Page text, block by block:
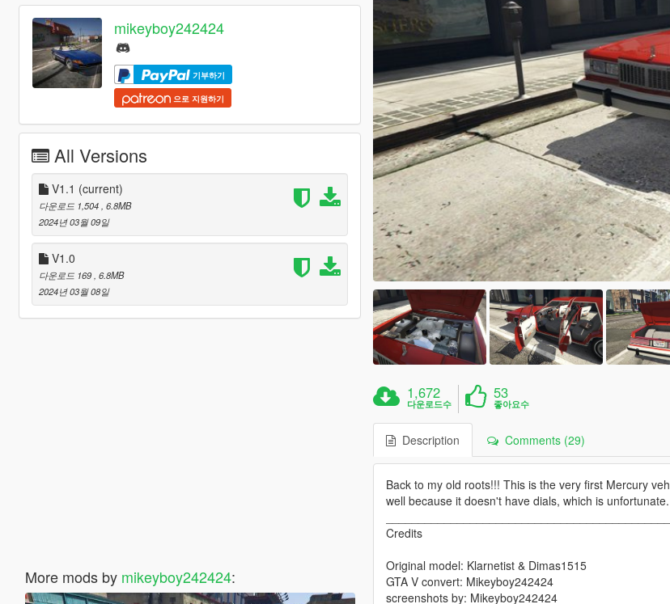
mikeyboy242424
기부하기
으로 지원하기
All Versions
V1.1 (current)
다운로드 1,504 , 6.8MB
2024년 03월 09일
V1.0
다운로드 169 , 6.8MB
2024년 03월 08일
More mods by mikeyboy242424:
1,672
다운로드수
53
좋아요수
Description Comments (29)
Back to my old roots!!! This is the very first Mercury
well because it doesn't have dials, which is unfortunate.
Credits
Original model: Klarnetist & Dimas1515
GTA V convert: Mikeyboy242424
screenshots by: Mikeyboy242424